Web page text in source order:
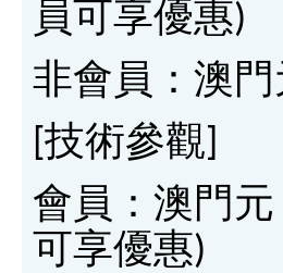
員可享優惠)
非會員：澳門
[技術參觀]
會員：澳門
可享優惠)